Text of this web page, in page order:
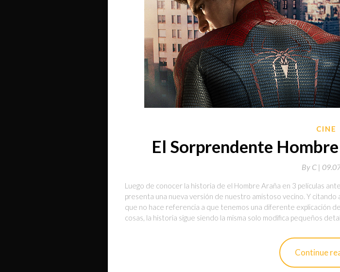
CINE
El Sorprendente
By C |
Luego de conocer la historia de el Hombre Araña en 3 películas
presenta una nueva versión de nuestro amistoso vecino. Y citando
que no hace referencia a que tenemos una diferente explicación
cosas, la historia sigue siendo la misma solo modifica pequeños
Continue